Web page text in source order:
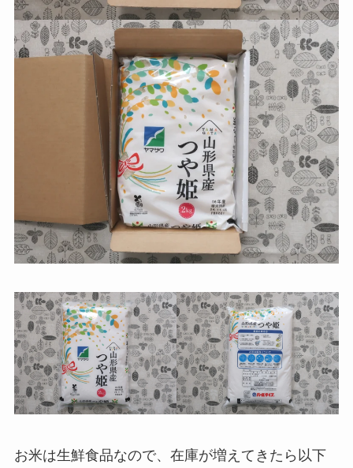
お米は生鮮食品なので、在庫が増えてきたら以下